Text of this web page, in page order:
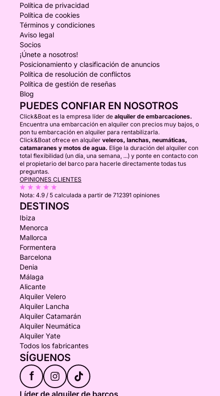
Política de privacidad
Política de cookies
Términos y condiciones
Aviso legal
Socios
¡Únete a nosotros!
Posicionamiento y clasificación de anuncios
Política de resolución de conflictos
Política de gestión de reseñas
Blog
PUEDES CONFIAR EN NOSOTROS
Click&Boat es la empresa líder de alquiler de embarcaciones.
Encuentra una embarcación en alquiler con precios muy bajos, o
pon tu embarcación en alquiler para rentabilizarla.
Click&Boat ofrece en alquiler veleros, lanchas, neumáticas,
catamaranes y motos de agua. Elige la duración del alquiler con
total flexibilidad (un día, una semana, ...) y ponte en contacto con
el propietario del barco para hacerle directamente todas tus
preguntas.
OPINIONES CLIENTES
Nota: 4.9 / 5 calculada a partir de 712391 opiniones
DESTINOS
Ibiza
Menorca
Mallorca
Formentera
Barcelona
Denia
Málaga
Alicante
Alquiler Velero
Alquiler Lancha
Alquiler Catamarán
Alquiler Neumática
Alquiler Yate
Todos los fabricantes
SÍGUENOS
f
Líder de alquiler de barcos